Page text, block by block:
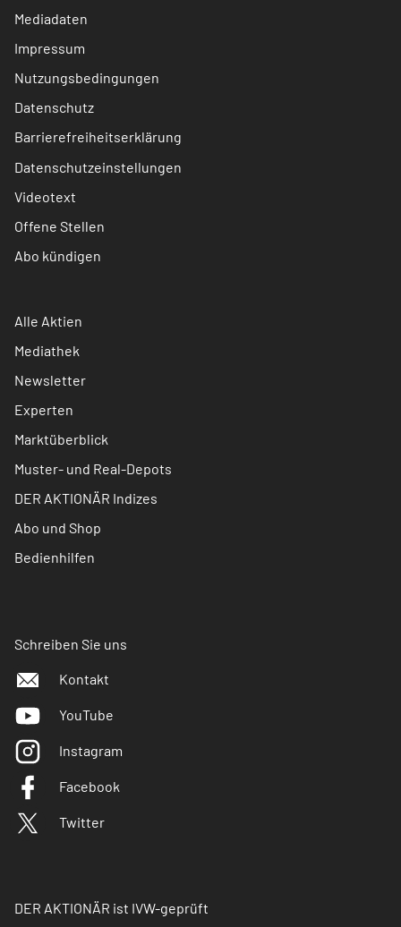
Mediadaten
Impressum
Nutzungsbedingungen
Datenschutz
Barrierefreiheitserklärung
Datenschutzeinstellungen
Videotext
Offene Stellen
Abo kündigen
Alle Aktien
Mediathek
Newsletter
Experten
Marktüberblick
Muster- und Real-Depots
DER AKTIONÄR Indizes
Abo und Shop
Bedienhilfen
Schreiben Sie uns
Kontakt
YouTube
Instagram
Facebook
Twitter
DER AKTIONÄR ist IVW-geprüft